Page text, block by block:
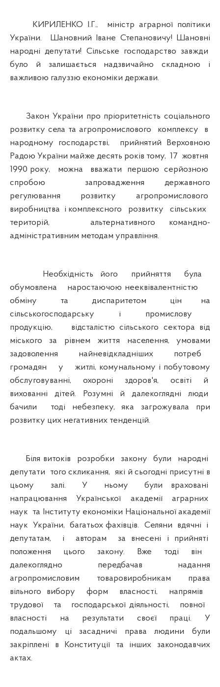
КИРИЛЕНКО І.Г., міністр аграрної політики
України. Шановний Іване Степановичу! Шановні
народні депутати! Сільське господарство завжди
було й залишається надзвичайно складною і
важливою галуззю економіки держави.
Закон України про пріоритетність соціального
розвитку села та агропромислового комплексу в
народному господарстві, прийнятий Верховною
Радою України майже десять років тому, 17 жовтня
1990 року, можна вважати першою серйозною
спробою запровадження державного
регулювання розвитку агропромислового
виробництва і комплексного розвитку сільських
територій, альтернативного командно-
адміністративним методам управління.
Необхідність його прийняття була
обумовлена наростаючою нееквівалентністю
обміну та диспаритетом цін на
сільськогосподарську і промислову
продукцію, відсталістю сільського сектора від
міського за рівнем життя населення, умовами
задоволення найневідкладніших потреб
громадян у житлі, комунальному і побутовому
обслуговуванні, охороні здоров'я, освіті й
вихованні дітей. Розумні й далекоглядні люди
бачили тоді небезпеку, яка загрожувала при
розвитку цих негативних тенденцій.
Біля витоків розробки закону були народні
депутати того скликання, які й сьогодні присутні в
цьому залі. У ньому були враховані
напрацювання Української академії аграрних
наук та Інституту економіки Національної академії
наук України, багатьох фахівців. Селяни вдячні і
депутатам, і авторам за внесені і прийняті
положення цього закону. Вже тоді він
далекоглядно передбачав надання
агропромисловим товаровиробникам права
вільного вибору форм власності, напрямів
трудової та господарської діяльності, повної
власності на результати своєї праці. У
подальшому ці засадничі права людини були
закріплені в Конституції та інших законодавчих
актах.